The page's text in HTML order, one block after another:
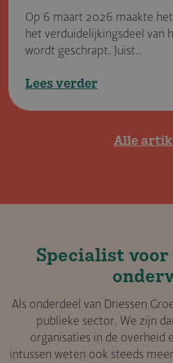
Op 6 maart 2026 maakte
het verduidelijkingsdeel van
wordt geschrapt. Juist…
Lees verder
Alle
Specialist
Als onderdeel van Driessen
publieke sector. We zijn
organisaties in de overheid
intussen weten ook steeds